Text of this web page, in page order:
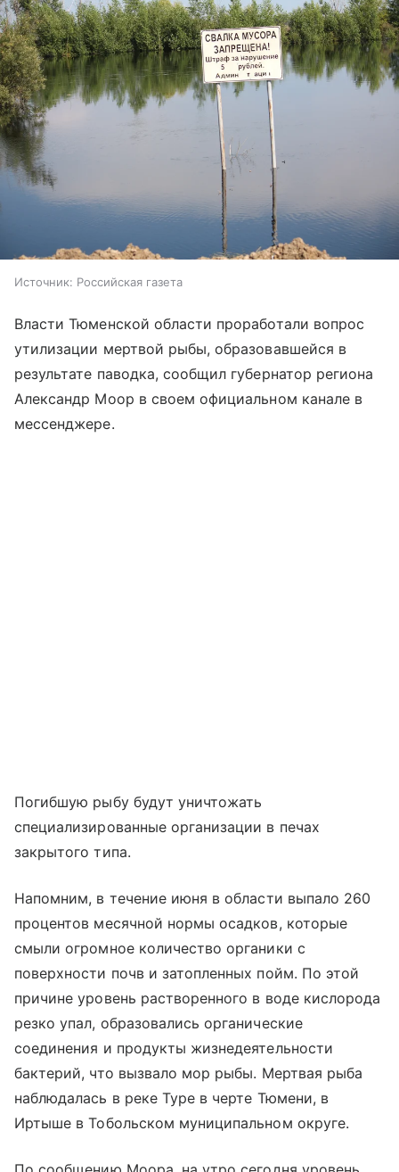
Источник: Российская газета
Власти Тюменской области проработали вопрос
утилизации мертвой рыбы, образовавшейся в
результате паводка, сообщил губернатор региона
Александр Моор в своем официальном канале в
мессенджере.
Погибшую рыбу будут уничтожать
специализированные организации в печах
закрытого типа.
Напомним, в течение июня в области выпало 260
процентов месячной нормы осадков, которые
смыли огромное количество органики с
поверхности почв и затопленных пойм. По этой
причине уровень растворенного в воде кислорода
резко упал, образовались органические
соединения и продукты жизнедеятельности
бактерий, что вызвало мор рыбы. Мертвая рыба
наблюдалась в реке Туре в черте Тюмени, в
Иртыше в Тобольском муниципальном округе.